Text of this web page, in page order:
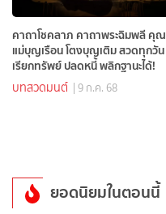
คาถาโชคลาภ คาถาพระฉิมพลี คุณ
แม่บุญเรือน โตงบุญเติม สวดทุกวัน
เรียกทรัพย์ ปลดหนี้ พลิกฐานะได้!
บทสวดมนต์ | 9 ก.ค. 68
ยอดนิยมในตอนนี้